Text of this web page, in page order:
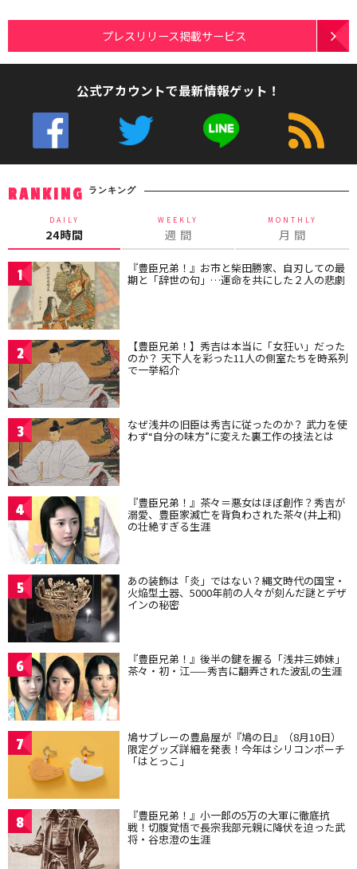
プレスリリース掲載サービス
公式アカウントで最新情報ゲット！
RANKING ランキング
DAILY
24時間
WEEKLY
週 間
MONTHLY
月 間
1 『豊臣兄弟！』お市と柴田勝家、自刃しての最
期と「辞世の句」…運命を共にした２人の悲劇
2 【豊臣兄弟！】秀吉は本当に「女狂い」だった
のか？ 天下人を彩った11人の側室たちを時系列
で一挙紹介
3 なぜ浅井の旧臣は秀吉に従ったのか？ 武力を使
わず“自分の味方”に変えた裏工作の技法とは
4 『豊臣兄弟！』茶々＝悪女はほぼ創作？秀吉が
溺愛、豊臣家滅亡を背負わされた茶々(井上和)
の壮絶すぎる生涯
5 あの装飾は「炎」ではない？縄文時代の国宝・
火焔型土器、5000年前の人々が刻んだ謎とデザ
インの秘密
6 『豊臣兄弟！』後半の鍵を握る「浅井三姉妹」
茶々・初・江——秀吉に翻弄された波乱の生涯
7 鳩サブレーの豊島屋が『鳩の日』（8月10日）
限定グッズ詳細を発表！今年はシリコンポーチ
「はとっこ」
8 『豊臣兄弟！』小一郎の5万の大軍に徹底抗
戦！切腹覚悟で長宗我部元親に降伏を迫った武
将・谷忠澄の生涯